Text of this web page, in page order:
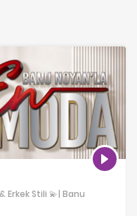
Erkek Stili 💫| Banu